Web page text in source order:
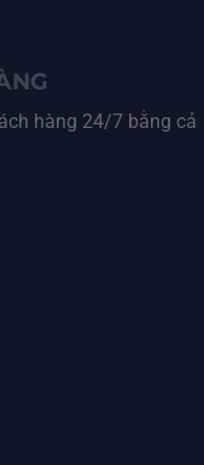
hàng 24/7 bằng cả